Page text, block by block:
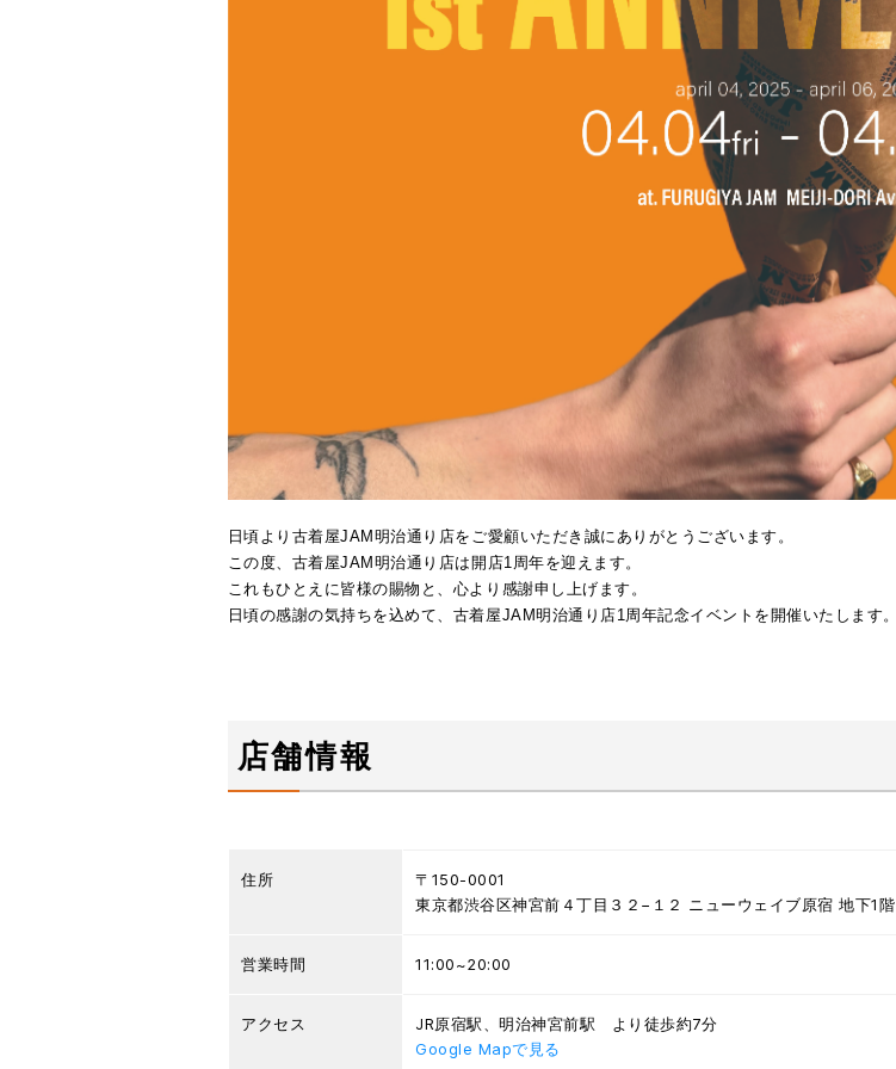
日頃より古着屋JAM明治通り店をご愛顧いただき誠にありがとうございます。
この度、古着屋JAM明治通り店は開店1周年を迎えます。
これもひとえに皆様の賜物と、心より感謝申し上げます。
日頃の感謝の気持ちを込めて、古着屋JAM明治通り店1周年記念イベントを開催いたします。
店舗情報
住所
〒150-0001
東京都渋谷区神宮前４丁目３２−１２ ニューウェイブ原宿 地下1階
営業時間 11:00~20:00
アクセス
JR原宿駅、明治神宮前駅 より徒歩約7分
Google Mapで見る